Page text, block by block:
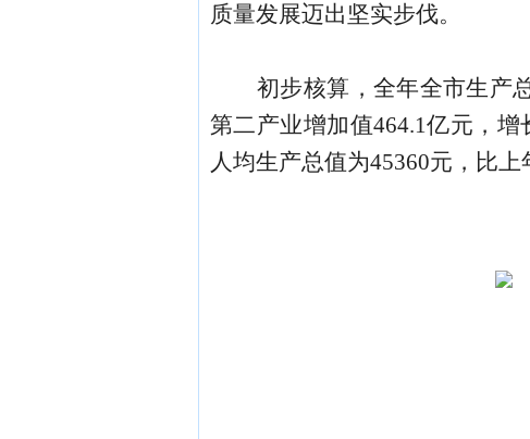
质量发展迈出坚实步伐。
初步核算， 全年全市生产
第二产业增加值464.1亿元，增
人均生产总值为45360元，比上